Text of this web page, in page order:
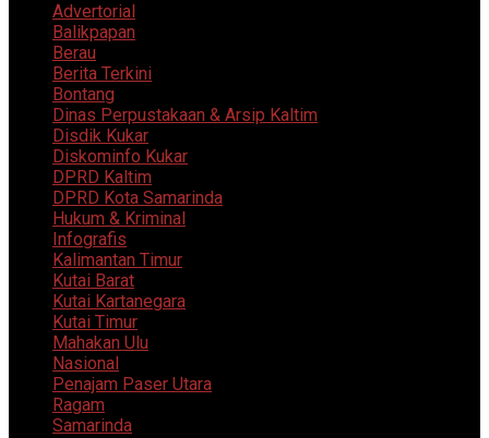
Advertorial
Balikpapan
Berau
Berita Terkini
Bontang
Dinas Perpustakaan & Arsip Kaltim
Disdik Kukar
Diskominfo Kukar
DPRD Kaltim
DPRD Kota Samarinda
Hukum & Kriminal
Infografis
Kalimantan Timur
Kutai Barat
Kutai Kartanegara
Kutai Timur
Mahakan Ulu
Nasional
Penajam Paser Utara
Ragam
Samarinda